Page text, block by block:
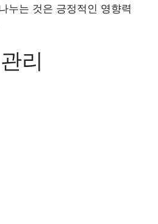
누는 것은 긍정적인 영향력
리